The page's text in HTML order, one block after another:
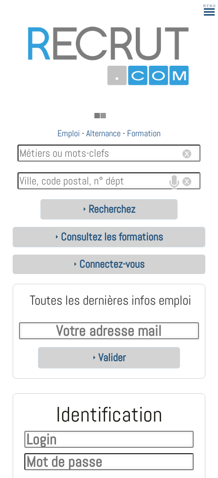
Emploi -Alternance - Formation
Recherchez
Consultez les formations
Connectez-vous
Toutes les dernières infos emploi
Valider
Identification